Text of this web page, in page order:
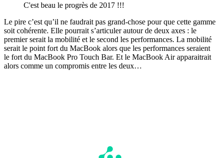
C'est beau le progrès de 2017 !!!
Le pire c’est qu’il ne faudrait pas grand-chose pour que cette gamme
soit cohérente. Elle pourrait s’articuler autour de deux axes : le
premier serait la mobilité et le second les performances. La mobilité
serait le point fort du MacBook alors que les performances seraient
le fort du MacBook Pro Touch Bar. Et le MacBook Air apparaitrait
alors comme un compromis entre les deux…